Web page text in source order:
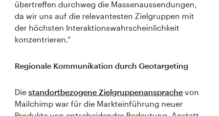
übertreffen durchweg die Massenaussendungen,
da wir uns auf die relevantesten Zielgruppen mit
der höchsten Interaktionswahrscheinlichkeit
konzentrieren.“
Regionale Kommunikation durch Geotargeting
Die standortbezogene Zielgruppenansprache von
Mailchimp war für die Markteinführung neuer